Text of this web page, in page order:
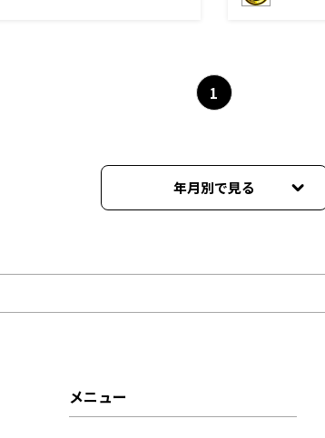
1
年月別で見る
メニュー